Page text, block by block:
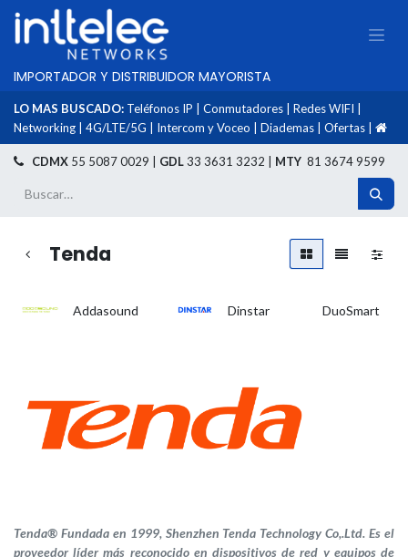
IMPORTADOR Y DISTRIBUIDOR MAYORISTA
LO MAS BUSCADO: Teléfonos IP Conmutadores Redes WIFI
Networking
4G/LTE/5G Intercom y Voceo Diademas Ofertas
CDMX 55 5087 0029 | GDL33 3631 3232 | MTY 81 3674 9599
Tenda
Addasound Dinstar DuoSmart
Tenda® Fundada en 1999, Shenzhen Tenda Technology Co,.Ltd. Es el
proveedor líder más reconocido en dispositivos de red y equipos de